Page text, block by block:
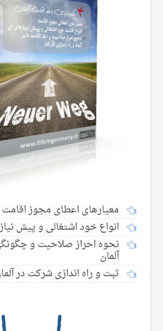
معیارهای اعطای مجوز اقامت
انواع خود اشتغالی و پیش
نحوه احراز صلاحیت و
آلمان
ثبت و راه اندازی شرکت در